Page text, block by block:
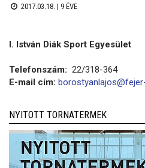
2017.03.18. | 9 ÉVE
I. István Diák Sport Egyesület
Telefonszám: 22/318-364
E-mail cím:
NYITOTT TORNATERMEK